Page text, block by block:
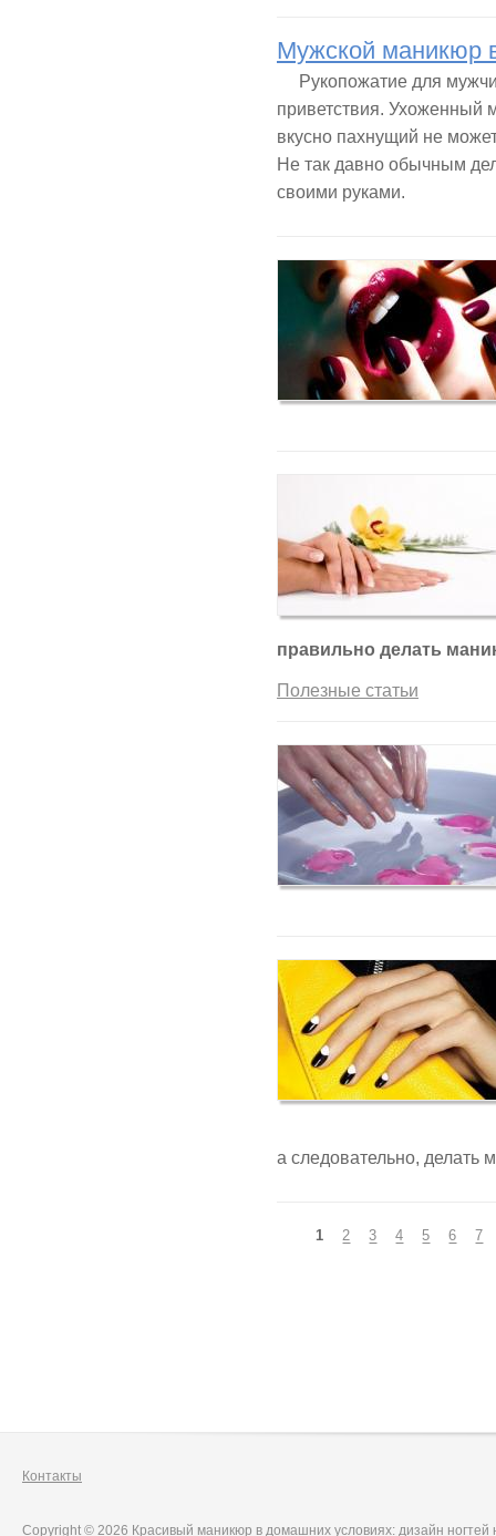
Мужской маникюр
Рукопожатие для
приветствия. Ухоженный
вкусно пахнущий не
Не так давно обычным
своими руками.
правильно делать
Полезные статьи
а следовательно, делать
Страницы
1 2 3 4 5 6 7
Контакты
Copyright © 2026 Красивый маникюр в домашних условиях: дизайн